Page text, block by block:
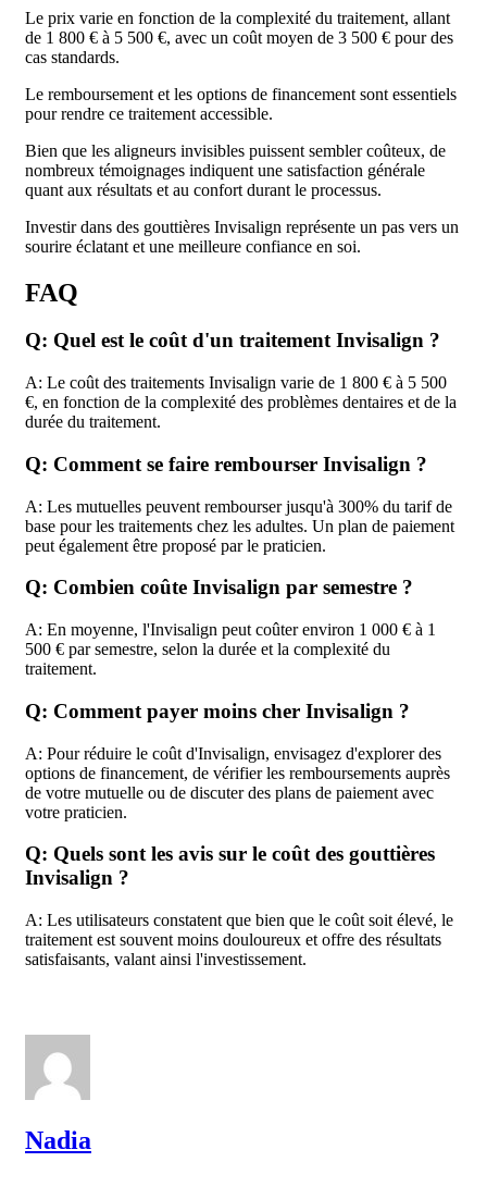
Le prix varie en fonction de la complexité du traitement, allant
de 1 800 € à 5 500 €, avec un coût moyen de 3 500 € pour des
cas standards.
Le remboursement et les options de financement sont essentiels
pour rendre ce traitement accessible.
Bien que les aligneurs invisibles puissent sembler coûteux, de
nombreux témoignages indiquent une satisfaction générale
quant aux résultats et au confort durant le processus.
Investir dans des gouttières Invisalign représente un pas vers un
sourire éclatant et une meilleure confiance en soi.
FAQ
Q: Quel est le coût d'un traitement Invisalign ?
A: Le coût des traitements Invisalign varie de 1 800 € à 5 500
€, en fonction de la complexité des problèmes dentaires et de la
durée du traitement.
Q: Comment se faire rembourser Invisalign ?
A: Les mutuelles peuvent rembourser jusqu'à 300% du tarif de
base pour les traitements chez les adultes. Un plan de paiement
peut également être proposé par le praticien.
Q: Combien coûte Invisalign par semestre ?
A: En moyenne, l'Invisalign peut coûter environ 1 000 € à 1
500 € par semestre, selon la durée et la complexité du
traitement.
Q: Comment payer moins cher Invisalign ?
A: Pour réduire le coût d'Invisalign, envisagez d'explorer des
options de financement, de vérifier les remboursements auprès
de votre mutuelle ou de discuter des plans de paiement avec
votre praticien.
Q: Quels sont les avis sur le coût des gouttières
Invisalign ?
A: Les utilisateurs constatent que bien que le coût soit élevé, le
traitement est souvent moins douloureux et offre des résultats
satisfaisants, valant ainsi l'investissement.
Nadia